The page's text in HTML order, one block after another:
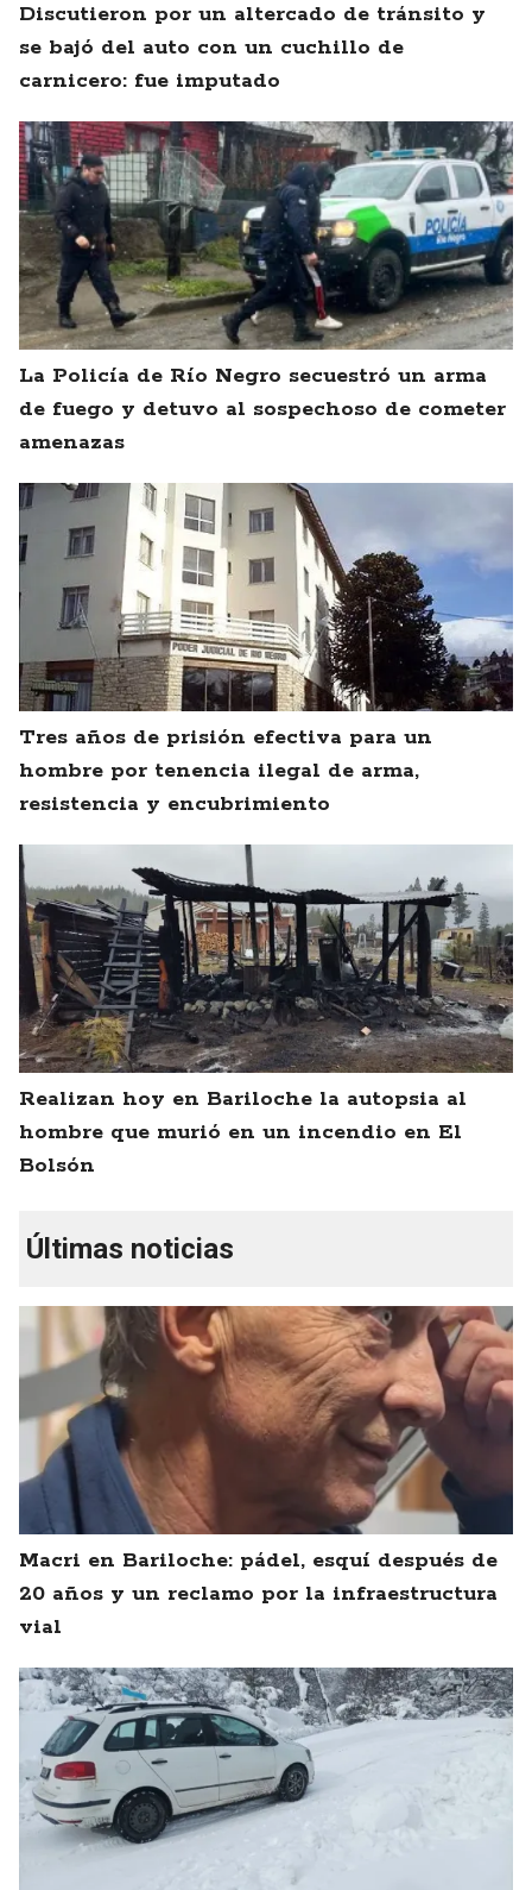
Discutieron por un altercado de tránsito y
se bajó del auto con un cuchillo de
carnicero: fue imputado
La Policía de Río Negro secuestró un arma
de fuego y detuvo al sospechoso de cometer
amenazas
Tres años de prisión efectiva para un
hombre por tenencia ilegal de arma,
resistencia y encubrimiento
Realizan hoy en Bariloche la autopsia al
hombre que murió en un incendio en El
Bolsón
Últimas noticias
Macri en Bariloche: pádel, esquí después de
20 años y un reclamo por la infraestructura
vial